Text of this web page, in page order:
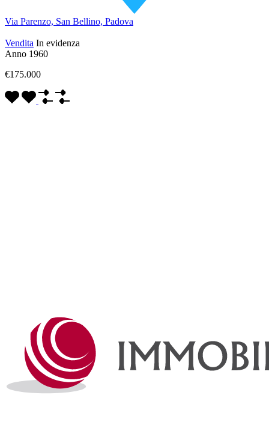
Via Parenzo, San Bellino, Padova
Vendita In evidenza
Anno 1960
€175.000